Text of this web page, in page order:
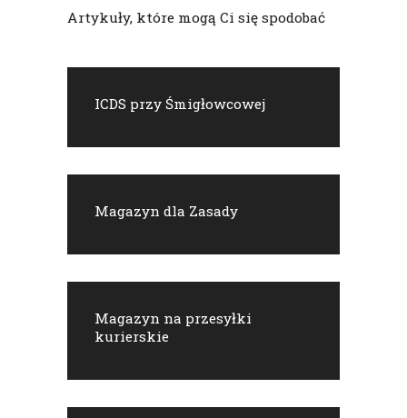
Artykuły, które mogą Ci się spodobać
ICDS przy Śmigłowcowej
Magazyn dla Zasady
Magazyn na przesyłki
kurierskie